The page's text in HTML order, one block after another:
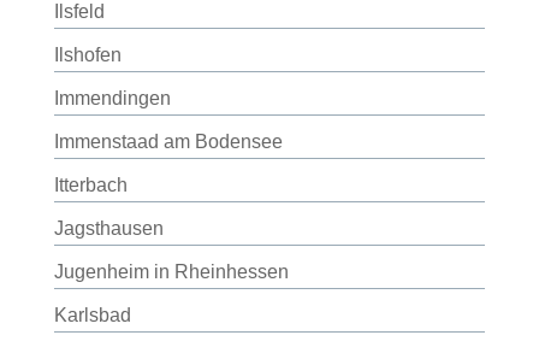
Ilsfeld
Ilshofen
Immendingen
Immenstaad am Bodensee
Itterbach
Jagsthausen
Jugenheim in Rheinhessen
Karlsbad